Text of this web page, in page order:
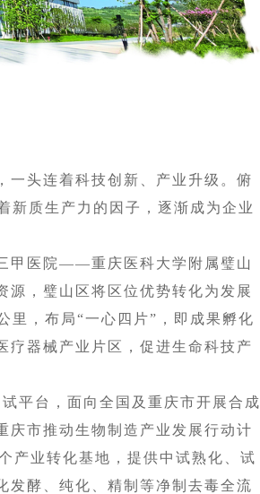
头连着科技创新、产业升级。俯
新质生产力的因子，逐渐成为企业
甲医院——重庆医科大学附属璧山
源，璧山区将区位优势转化为发展
里，布局“一心四片”，即成果孵化
疗器械产业片区，促进生命科技产
平台，面向全国及重庆市开展合成
庆市推动生物制造产业发展行动计
产业转化基地，提供中试熟化、试
发酵、纯化、精制等净制去毒全流